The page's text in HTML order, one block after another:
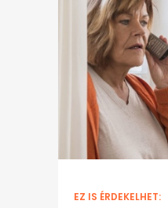
EZ IS ÉRDEKELHET: